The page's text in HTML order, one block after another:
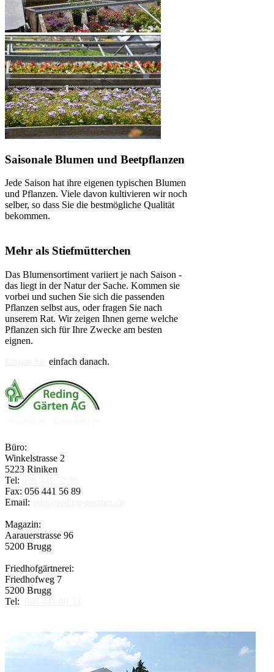
Saisonale Blumen und Beetpflanzen
Jede Saison hat ihre eigenen typischen Blumen
und Pflanzen. Viele davon kultivieren wir noch
selber, so dass Sie die bestmögliche Qualität
bekommen.
Mehr als Stiefmütterchen
Das Blumensortiment variiert je nach Saison -
das liegt in der Natur der Sache. Kommen sie
vorbei und suchen Sie sich die passenden
Pflanzen selbst aus, oder fragen Sie nach
unserem Rat. Wir zeigen Ihnen gerne welche
Pflanzen sich für Ihre Zwecke am besten
eignen.
einfach danach.
Büro:
Winkelstrasse 2
5223 Riniken
Tel:
Fax: 056 441 56 89
Email:
Magazin:
Aarauerstrasse 96
5200 Brugg
Friedhofgärtnerei:
Friedhofweg 7
5200 Brugg
Tel: